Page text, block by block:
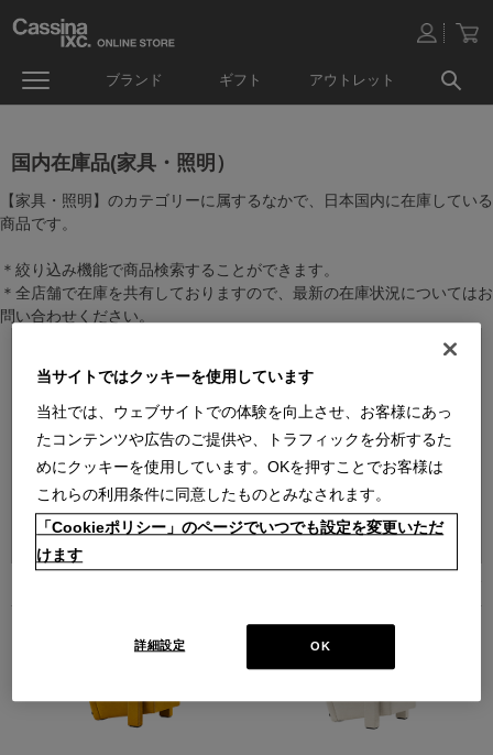
ブランド ギフト アウトレット
国内在庫品(家具・照明）
【家具・照明】のカテゴリーに属するなかで、日本国内に在庫している
商品です。
＊絞り込み機能で商品検索することができます。
＊全店舗で在庫を共有しておりますので、最新の在庫状況についてはお
問い合わせください。
並べ替え：
当サイトではクッキーを使用しています
当社では、ウェブサイトでの体験を向上させ、お客様にあっ
たコンテンツや広告のご提供や、トラフィックを分析するた
めにクッキーを使用しています。OKを押すことでお客様は
これらの利用条件に同意したものとみなされます。
「Cookieポリシー」のページでいつでも設定を変更いただ
けます
OK
詳細設定